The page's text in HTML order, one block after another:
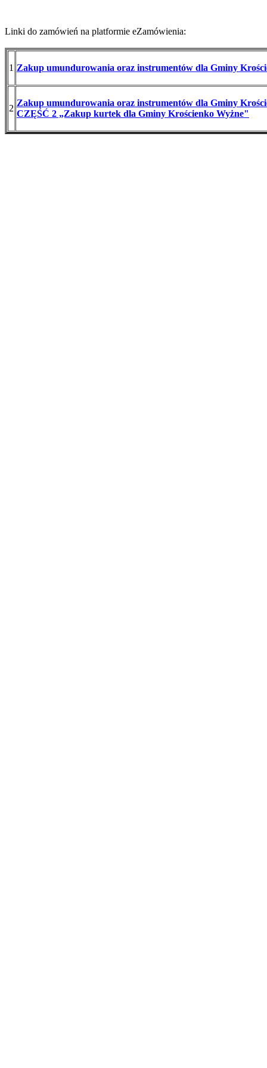
Linki do zamówień na platformie eZamówienia:
1 Zakup umundurowania oraz instrumentów dla Gminy
2
Zakup umundurowania oraz instrumentów dla Gminy
CZĘŚĆ 2 „Zakup kurtek dla Gminy Krościenko Wyżne"